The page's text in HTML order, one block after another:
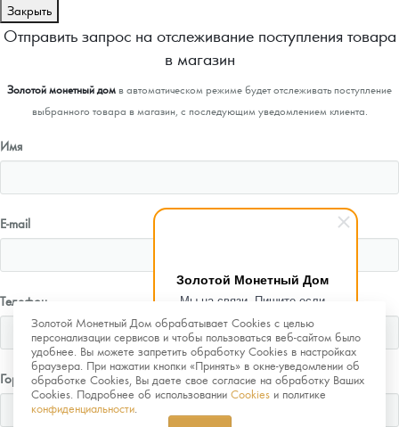
Золотой Монетный Дом
Мы на связи. Пишите если
возникнут любые вопросы.
Рады помочь.
Золотой Монетный Дом обрабатывает Cookies с целью
персонализации сервисов и чтобы пользоваться веб-сайтом было
удобнее. Вы можете запретить обработку Cookies в настройках
браузера. При нажатии кнопки «Принять» в окне-уведомлении об
обработке Cookies, Вы даете свое согласие на обработку Ваших
Cookies. Подробнее об использовании Cookies и политике
конфиденциальности
Закрыть
Отправить запрос на отслеживание поступления товара
в магазин
Золотой монетный домв автоматическом режиме будет отслеживать поступление
выбранного товара в магазин, с последующим уведомлением клиента.
Имя
E-mail
Телефон
Город